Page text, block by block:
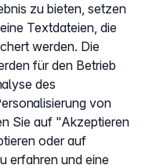
zu bieten, setzen
Textdateien, die
werden. Die
für den Betrieb
des
von
Sie auf "Akzeptieren
oder auf
erfahren und eine